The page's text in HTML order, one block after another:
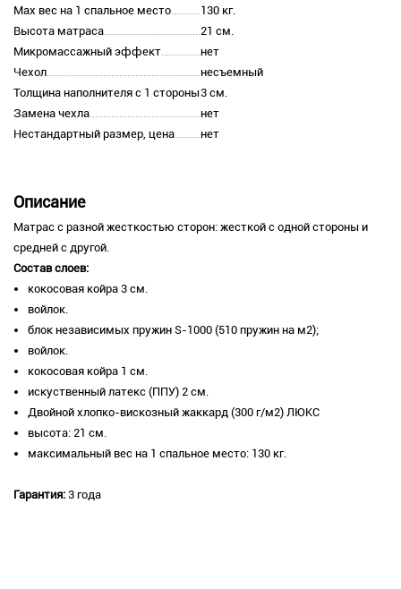
Max вес на 1 спальное место
130 кг.
Высота матраса
21 см.
Микромассажный эффект
нет
Чехол
несъемный
Толщина наполнителя с 1 стороны3 см.
Замена чехла
нет
Нестандартный размер, цена
нет
Описание
Матрас с разной жесткостью сторон: жесткой с одной стороны и
средней с другой.
Состав слоев:
кокосовая койра 3 см.
войлок.
блок независимых пружин S-1000 (510 пружин на м2);
войлок.
кокосовая койра 1 см.
искуственный латекс (ППУ) 2 см.
Двойной хлопко-вискозный жаккард (300 г/м2) ЛЮКС
высота: 21 см.
максимальный вес на 1 спальное место: 130 кг.
Гарантия: 3 года